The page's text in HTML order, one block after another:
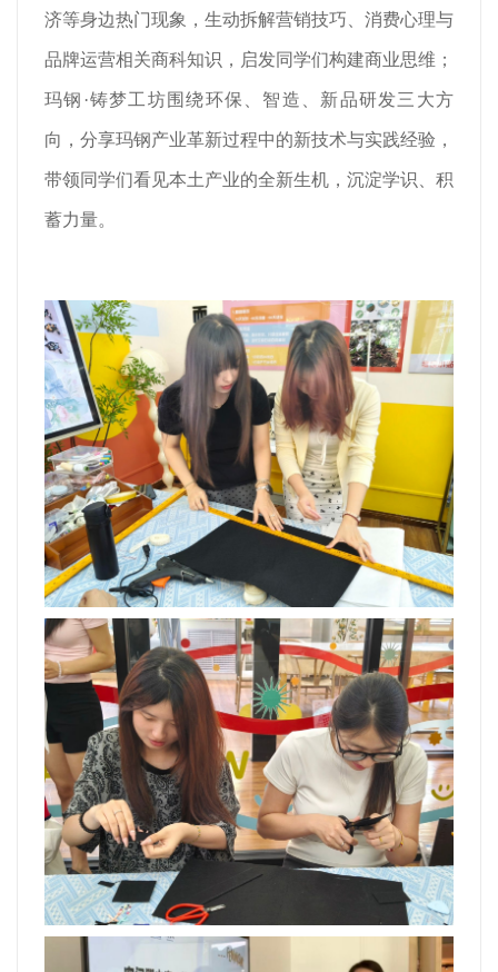
济等身边热门现象，生动拆解营销技巧、消费心理与
品牌运营相关商科知识，启发同学们构建商业思维；
玛钢·铸梦工坊围绕环保、智造、新品研发三大方
向，分享玛钢产业革新过程中的新技术与实践经验，
带领同学们看见本土产业的全新生机，沉淀学识、积
蓄力量。